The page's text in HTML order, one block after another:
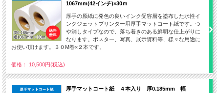
1067mm(42インチ)×30ｍ
厚手の原紙に発色の良いインク受容層を塗布した水性イ
ンクジェットプリンター用厚手マットコート紙です。つ
や消しタイプなので、落ち着きのある鮮明な仕上がりに
なります。ポスター、写真、展示資料等、様々な用途に
お使い頂けます。３０M巻×２本です。
価格： 10,500円(税込)
厚手マットコート紙 ４本入り 厚0.185mm 幅